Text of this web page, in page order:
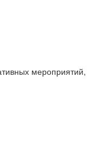
мероприятий,